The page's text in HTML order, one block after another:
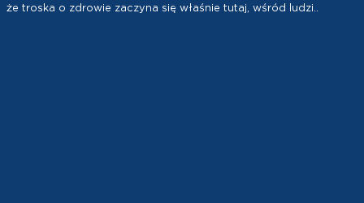
że troska o zdrowie zaczyna się właśnie tutaj, wśród ludzi..